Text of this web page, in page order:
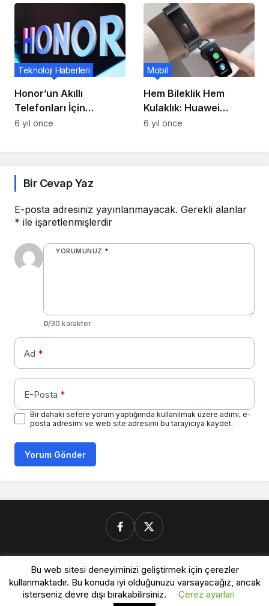
Honor’un Akıllı
Telefonları İçin
Qualcomm Çipleri
Teknoloji Haberleri
6 yıl önce
Hem Bileklik Hem
Kulaklık: Huawei
Talkband B6
Mobil
6 yıl önce
Bir Cevap Yaz
E-posta adresiniz yayınlanmayacak. Gerekli alanlar
* ile işaretlenmişlerdir
YORUMUNUZ *
0/30 karakter
Ad *
E-Posta *
Bir dahaki sefere yorum yaptığımda kullanılmak üzere adımı, e-
posta adresimi ve web site adresimi bu tarayıcıya kaydet.
Yorum Gönder
Donanimforum.com
Bu web sitesi deneyiminizi geliştirmek için çerezler
kullanmaktadır. Bu konuda iyi olduğunuzu varsayacağız, ancak
isterseniz devre dışı bırakabilirsiniz.
Çerez ayarları